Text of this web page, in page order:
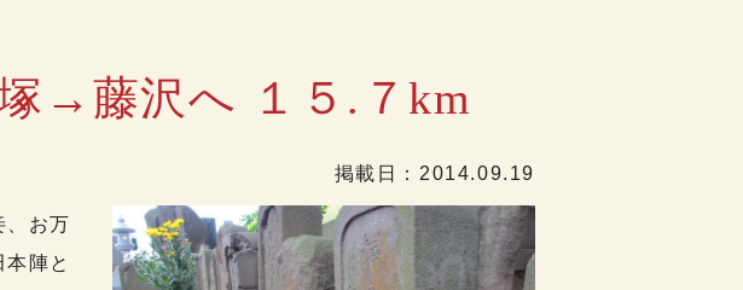
→藤沢へ １５.７km
掲載日： 2014.09.19
お万
陣と